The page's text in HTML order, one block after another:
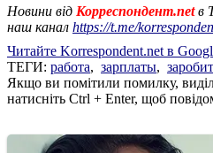
Новини від Корреспондент.netв
наш канал https://t.me/
Читайте Korrespondent.net в
ТЕГИ: работа, зарплаты,
Якщо ви помітили помилку,
натисніть Ctrl + Enter, щоб